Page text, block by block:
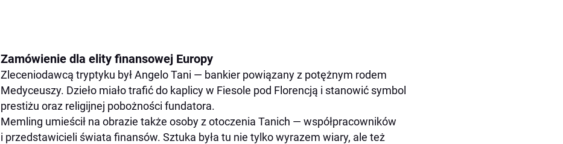
Zamówienie dla elity finansowej Europy
Zleceniodawcą tryptyku był Angelo Tani — bankier powiązany z potężnym rodem
Medyceuszy. Dzieło miało trafić do kaplicy w Fiesole pod Florencją i stanowić symbol
prestiżu oraz religijnej pobożności fundatora.
Memling umieścił na obrazie także osoby z otoczenia Tanich — współpracowników
i przedstawicieli świata finansów. Sztuka była tu nie tylko wyrazem wiary, ale też